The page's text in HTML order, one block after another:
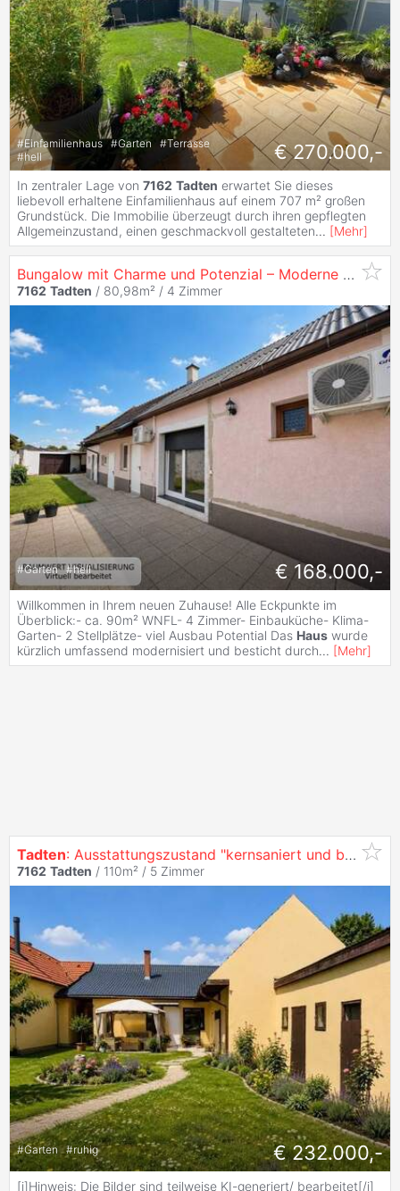
#Einfamilienhaus #Garten #Terrasse
#hell € 270.000,-
In zentraler Lage von 7162 Tadten erwartet Sie dieses
liebevoll erhaltene Einfamilienhaus auf einem 707 m² großen
Grundstück. Die Immobilie überzeugt durch ihren gepflegten
Allgemeinzustand, einen geschmackvoll gestalteten... [Mehr]
Bungalow mit Charme und Potenzial – Moderne Einbauküche - 4 Zimmer - Klima - Garten!
7162 Tadten / 80,98m² / 4 Zimmer
#Garten #hell € 168.000,-
Willkommen in Ihrem neuen Zuhause! Alle Eckpunkte im
Überblick:- ca. 90m² WNFL- 4 Zimmer- Einbauküche- Klima-
Garten- 2 Stellplätze- viel Ausbau Potential Das Haus wurde
kürzlich umfassend modernisiert und besticht durch... [Mehr]
Tadten: Ausstattungszustand "kernsaniert und bezugsfertig"- Besichtigung auch Abends oder Wochenende möglich
7162 Tadten / 110m² / 5 Zimmer
#Garten #ruhig € 232.000,-
[i]Hinweis: Die Bilder sind teilweise KI-generiert/ bearbeitet[/i]